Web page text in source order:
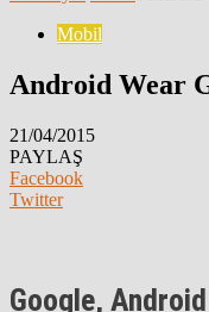
Mobil
Android Wear
21/04/2015
PAYLAŞ
Facebook
Twitter
Google,